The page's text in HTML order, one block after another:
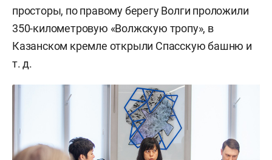
просторы, по правому берегу Волги проложили
350-километровую «Волжскую тропу», в
Казанском кремле открыли Спасскую башню и
т. д.